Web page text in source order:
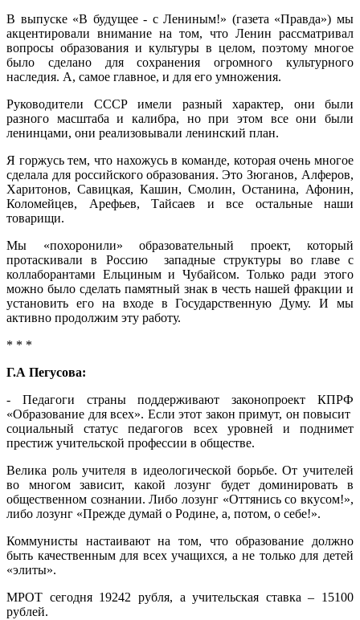
В выпуске «В будущее - с Лениным!» (газета «Правда») мы
акцентировали внимание на том, что Ленин рассматривал
вопросы образования и культуры в целом, поэтому многое
было сделано для сохранения огромного культурного
наследия. А, самое главное, и для его умножения.
Руководители СССР имели разный характер, они были
разного масштаба и калибра, но при этом все они были
ленинцами, они реализовывали ленинский план.
Я горжусь тем, что нахожусь в команде, которая очень многое
сделала для российского образования. Это Зюганов, Алферов,
Харитонов, Савицкая, Кашин, Смолин, Останина, Афонин,
Коломейцев, Арефьев, Тайсаев и все остальные наши
товарищи.
Мы «похоронили» образовательный проект, который
протаскивали в Россию западные структуры во главе с
коллаборантами Ельциным и Чубайсом. Только ради этого
можно было сделать памятный знак в честь нашей фракции и
установить его на входе в Государственную Думу. И мы
активно продолжим эту работу.
* * *
Г.А Пегусова:
- Педагоги страны поддерживают законопроект КПРФ
«Образование для всех». Если этот закон примут, он повысит
социальный статус педагогов всех уровней и поднимет
престиж учительской профессии в обществе.
Велика роль учителя в идеологической борьбе. От учителей
во многом зависит, какой лозунг будет доминировать в
общественном сознании. Либо лозунг «Оттянись со вкусом!»,
либо лозунг «Прежде думай о Родине, а, потом, о себе!».
Коммунисты настаивают на том, что образование должно
быть качественным для всех учащихся, а не только для детей
«элиты».
МРОТ сегодня 19242 рубля, а учительская ставка – 15100
рублей.